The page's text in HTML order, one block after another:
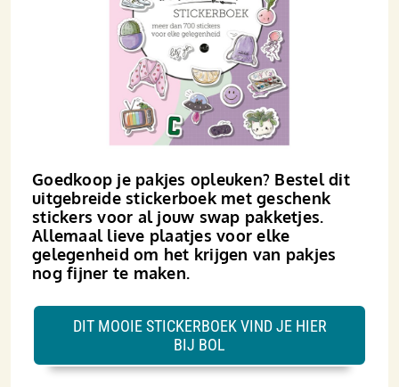
Goedkoop je pakjes opleuken? Bestel dit
uitgebreide stickerboek met geschenk
stickers voor al jouw swap pakketjes.
Allemaal lieve plaatjes voor elke
gelegenheid om het krijgen van pakjes
nog fijner te maken.
DIT MOOIE STICKERBOEK VIND JE HIER
BIJ BOL